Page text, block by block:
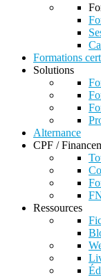
Formations
Solutions
Alternance
CPF /
Ressources